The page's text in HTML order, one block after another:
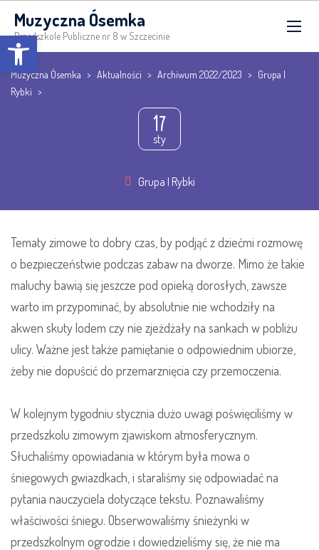
Muzyczna Ósemka
Przedszkole Publiczne nr 8 w Szczecinie
Muzyczna Ósemka > Aktualności > Archiwum 2022/2023 > Grupa I
Rybki >
17
sty
Grupa I Rybki
Tematy zimowe to dobry czas, by podjąć z dziećmi rozmowę
o bezpieczeństwie podczas zabaw na dworze. Mimo że takie
maluchy bawią się jeszcze pod opieką dorosłych, zawsze
warto im przypominać, by absolutnie nie wchodziły na
akwen skuty lodem czy nie zjeżdżały na sankach w pobliżu
ulicy. Ważne jest także pamiętanie o odpowiednim ubiorze,
żeby nie dopuścić do przemarznięcia czy przemoczenia.
W kolejnym tygodniu stycznia dużo uwagi poświęciliśmy w
przedszkolu zimowym zjawiskom atmosferycznym.
Słuchaliśmy opowiadania w którym była mowa o
śniegowych gwiazdkach, i staraliśmy się odpowiadać na
pytania nauczyciela dotyczące tekstu. Poznawaliśmy
właściwości śniegu. Obserwowaliśmy śnieżynki w
przedszkolnym ogrodzie i dowiedzieliśmy się, że nie ma
Open toolbar